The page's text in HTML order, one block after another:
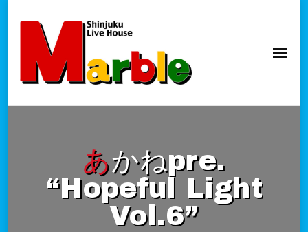
新宿Marble
official website
あかねpre.
“Hopeful Light
Vol.6”